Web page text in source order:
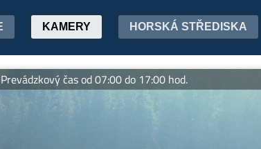
KAMERY HORSKÁ STŘEDISKA
čas od 07:00 do 17:00 hod.